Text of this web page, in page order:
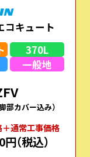
コキュート
370L
一般地
部カバー込み）
通常⼯事価格
円（税込）